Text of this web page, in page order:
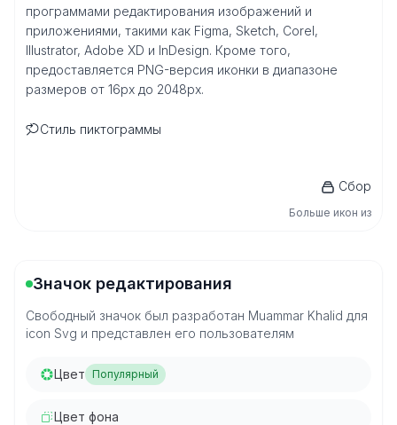
программами редактирования изображений и
приложениями, такими как Figma, Sketch, Corel,
Illustrator, Adobe XD и InDesign. Кроме того,
предоставляется PNG-версия иконки в диапазоне
размеров от 16px до 2048px.
Стиль пиктограммы
Сбор
Больше икон из
Значок редактирования
Свободный значок был разработан Muammar Khalid для
icon Svg и представлен его пользователям
Цвет Популярный
Цвет фона